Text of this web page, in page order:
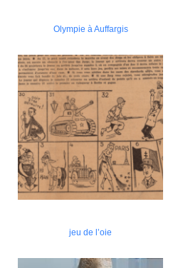
Olympie à Auffargis
jeu de l’oie